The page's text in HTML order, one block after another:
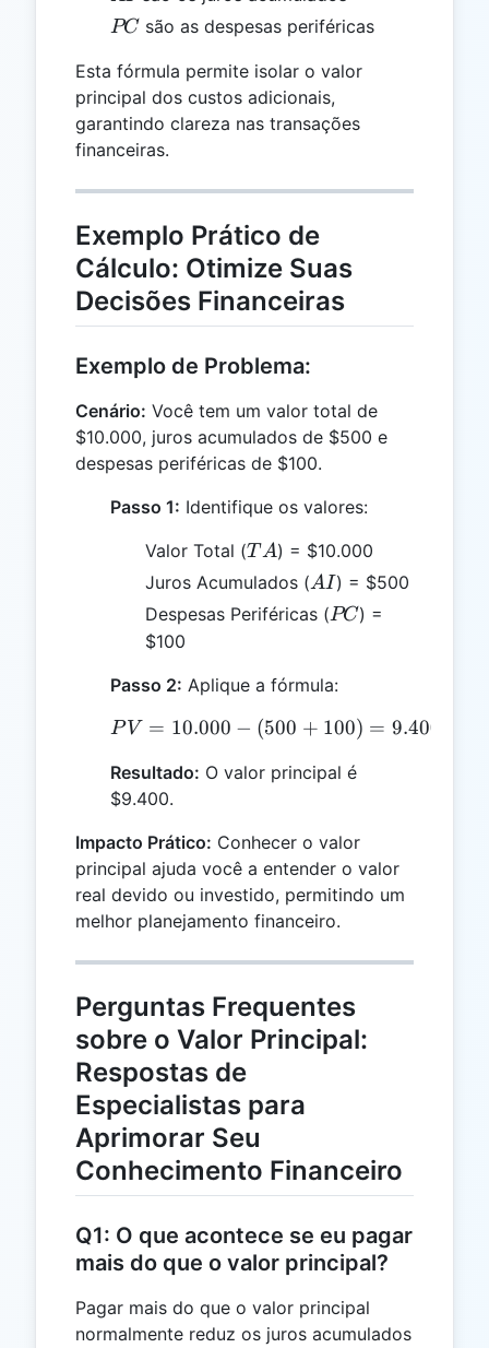
PC
PC são as despesas periféricas
Esta fórmula permite isolar o valor
principal dos custos adicionais,
garantindo clareza nas transações
financeiras.
Exemplo Prático de
Cálculo: Otimize Suas
Decisões Financeiras
Exemplo de Problema:
Cenário: Você tem um valor total de
$10.000, juros acumulados de $500 e
despesas periféricas de $100.
Passo 1: Identifique os valores:
Valor Total (TA
T A) = $10.000
Juros Acumulados (AI
AI) = $500
Despesas Periféricas (PC
PC) =
$100
Passo 2: Aplique a fórmula:
PV = 10.000 - (500 +
PV = 10.000 − (500 + 100) = 9.400
Resultado: O valor principal é
$9.400.
Impacto Prático: Conhecer o valor
principal ajuda você a entender o valor
real devido ou investido, permitindo um
melhor planejamento financeiro.
Perguntas Frequentes
sobre o Valor Principal:
Respostas de
Especialistas para
Aprimorar Seu
Conhecimento Financeiro
Q1: O que acontece se eu pagar
mais do que o valor principal?
Pagar mais do que o valor principal
normalmente reduz os juros acumulados